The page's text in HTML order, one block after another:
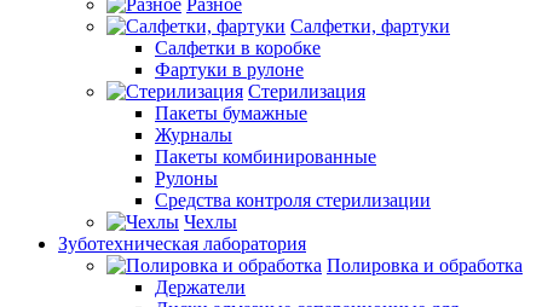
Разное
Салфетки, фартуки
Салфетки в коробке
Фартуки в рулоне
Стерилизация
Пакеты бумажные
Журналы
Пакеты комбинированные
Рулоны
Средства контроля стерилизации
Чехлы
Зуботехническая лаборатория
Полировка и обработка
Держатели